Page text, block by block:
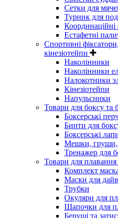
Сетки для
Турник для
Координаційні
Естафетні
Спортивні
кінезіотейпи
Наколінники
Наколінники
Налокотники
Кінезіотейпи
Напульсники
Товари для боксу та
Боксерські
Бинти для
Боксерські
Мешки, груши,
Тренажер для
Товари для плавання
Комплект
Маски для
Трубки
Окуляри для
Шапочки для
Беруші та